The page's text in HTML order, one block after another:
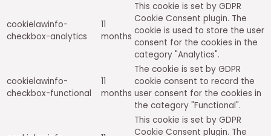
cookielawinfo-
checkbox-analytics
11
months
This cookie is set by GDPR
Cookie Consent plugin. The
cookie is used to store the user
consent for the cookies in the
category "Analytics".
cookielawinfo-
checkbox-functional
11
months
The cookie is set by GDPR
cookie consent to record the
user consent for the cookies in
the category "Functional".
This cookie is set by GDPR
Cookie Consent plugin. The